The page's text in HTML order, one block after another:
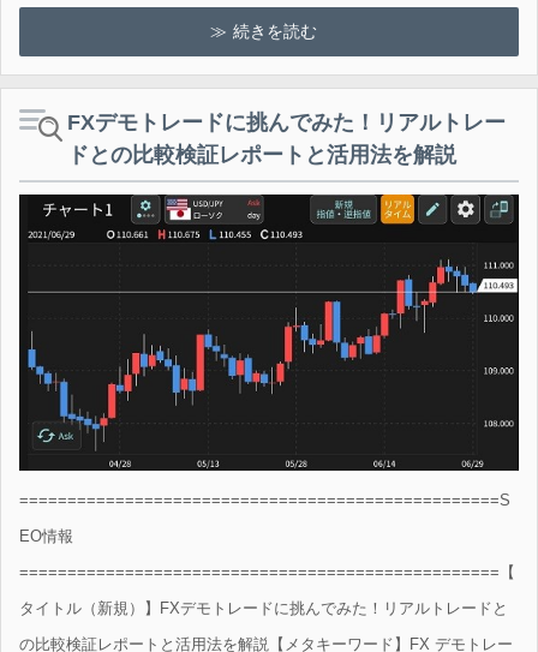
続きを読む
FXデモトレードに挑んでみた！リアルトレー
ドとの比較検証レポートと活用法を解説
==================================================S
EO情報
==================================================【
タイトル（新規）】FXデモトレードに挑んでみた！リアルトレードと
の比較検証レポートと活用法を解説【メタキーワード】FX デモトレー